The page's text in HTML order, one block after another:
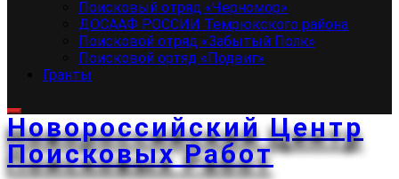
Поисковый отряд «Черномор»
ДОСААФ РОССИИ Темрюкского района
Поисковой отряд «Забытый Полк»
Поисковой ортяд «Подвиг»
Гранты
Новороссийский Центр
Поисковых Работ